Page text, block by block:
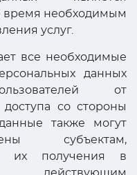
время необходимым
услуг.
все необходимые
данных
от
со стороны
также могут
субъектам,
их получения в